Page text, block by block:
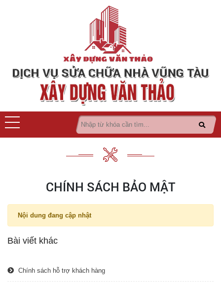
CHÍNH SÁCH BẢO MẬT
Nội dung đang cập nhật
Bài viết khác
Chính sách hỗ trợ khách hàng